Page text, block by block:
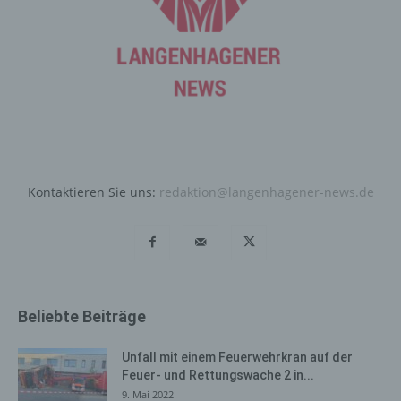
Kontaktieren Sie uns: redaktion@langenhagener-news.de
Beliebte Beiträge
Unfall mit einem Feuerwehrkran auf der
Feuer- und Rettungswache 2 in...
9. Mai 2022
Personen steht die Möglichkeit frei, die bei der
Registrierung angegebenen personenbezogenen Daten
jederzeit abzuändern oder vollständig aus dem
oder löscht der für die Verarbeitung Verantwortliche
betroffenen Person, soweit dem keine gesetzlichen
diesem Zusammenhang als Ansprechpartner zur
Kontaktmöglichkeit über die